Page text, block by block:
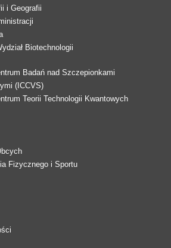
i Geografii
Biotechnologii
Badań nad Szczepionkami
(ICCVS)
Teorii Technologii Kwantowych
Fizycznego i Sportu